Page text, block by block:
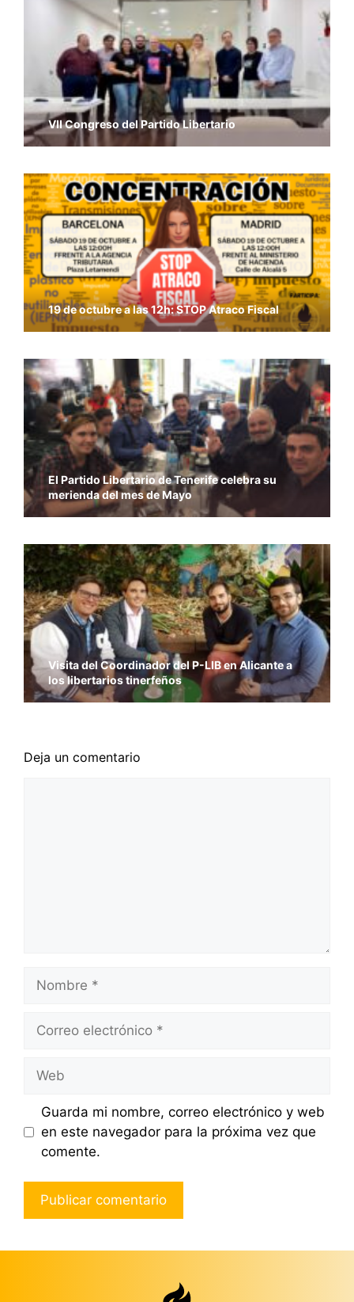
VII Congreso del Partido Libertario
19 de octubre a las 12h: STOP Atraco Fiscal
El Partido Libertario de Tenerife celebra su
merienda del mes de Mayo
Visita del Coordinador del P-LIB en Alicante a
los libertarios tinerfeños
Deja un comentario
electrónico
Guarda mi nombre, correo electrónico y web
en este navegador para la próxima vez que
comente.